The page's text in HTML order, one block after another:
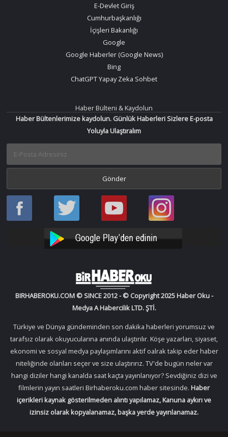
E-Devlet Giriş
Cumhurbaşkanlığı
İçişleri Bakanlığı
Google
Google Haberler (Google News)
Bing
ChatGPT Yapay Zeka Sohbet
Haber Bülteni & Kaydolun
Haber Bültenlerimize kaydolun. Günlük Haberleri Sizlere E-posta
Yoluyla Ulaştıralım
Haber
Oku
Haber
Oku
Bir
Haber
YouTube
Bir
Haber
Instagram
BIRHABEROKU.COM © SINCE 2012 - © Copyright 2025 Haber Oku -
Medya A Habercilik LTD. ŞTİ.
Türkiye ve Dünya gündeminden son dakika haberleri yorumsuz ve
tarafsız olarak okuyucularına anında ulaştırılır. Köşe yazarları, siyaset,
ekonomi ve sosyal medya paylaşımlarını aktif oalrak takip eder haber
niteliğinde olanları seçer ve size ulaştırırız. TV'de bugün neler var
hangi diziler hangi kanalda saat kaçta yayınlanıyor? Sevdiğiniz dizi ve
filmlerin yayın saatleri Birhaberoku.com haber sitesinde. Haber
içerikleri kaynak gösterilmeden alıntı yapılamaz, Kanuna aykırı ve
izinsiz olarak kopyalanamaz, başka yerde yayınlanamaz.